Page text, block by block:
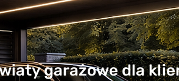
garażowe dla